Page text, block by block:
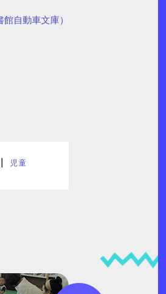
自動車文庫）
児童